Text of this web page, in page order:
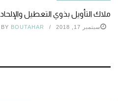
ملاك التأويل بذوي التعطيل والإلحاد
سبتمبر 17, 2018 BY BOUTAHAR